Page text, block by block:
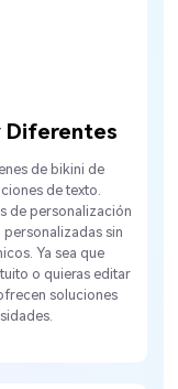
Diferentes
de bikini de
de texto.
de personalización
sin
Ya sea que
o quieras editar
soluciones